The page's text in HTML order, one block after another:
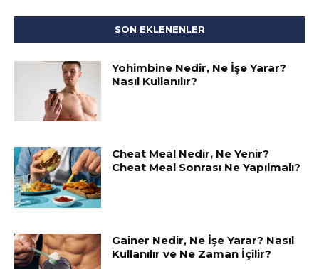
SON EKLENENLER
Yohimbine Nedir, Ne İşe Yarar?
Nasıl Kullanılır?
Cheat Meal Nedir, Ne Yenir?
Cheat Meal Sonrası Ne Yapılmalı?
Gainer Nedir, Ne İşe Yarar? Nasıl
Kullanılır ve Ne Zaman İçilir?